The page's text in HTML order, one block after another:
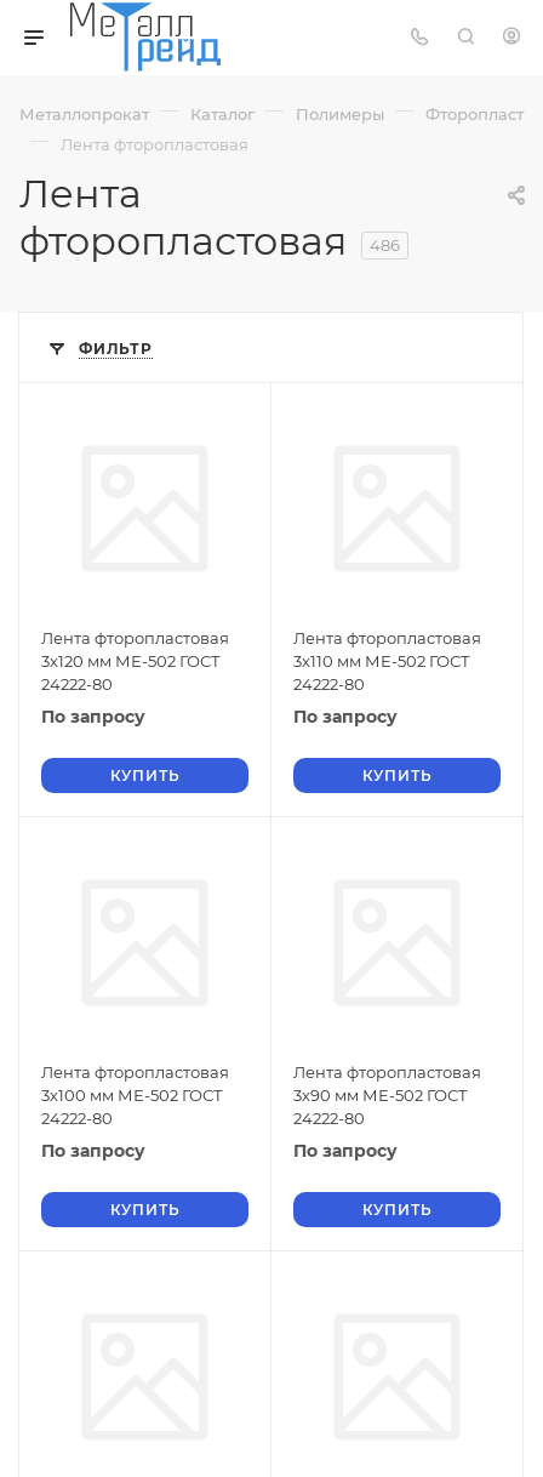
Металлопрокат — Каталог — Полимеры — Фторопласт
— Лента фторопластовая
Лента
фторопластовая
486
ФИЛЬТР
Лента фторопластовая
3х120 мм МЕ-502 ГОСТ
24222-80
По запросу
КУПИТЬ
Лента фторопластовая
3х110 мм МЕ-502 ГОСТ
24222-80
По запросу
КУПИТЬ
Лента фторопластовая
3х100 мм МЕ-502 ГОСТ
24222-80
По запросу
КУПИТЬ
Лента фторопластовая
3х90 мм МЕ-502 ГОСТ
24222-80
По запросу
КУПИТЬ